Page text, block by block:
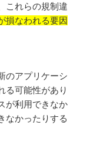
US/advisory/CVE-
US/advisory/CVE-
en-US/advisory/CVE-
これらの規制違
損なわれる要因
のアプリケーシ
る可能性があり
が利用できなか
なかったりする